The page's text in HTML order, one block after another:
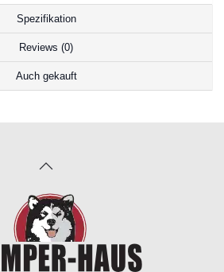
Spezifikation
Reviews (0)
Auch gekauft